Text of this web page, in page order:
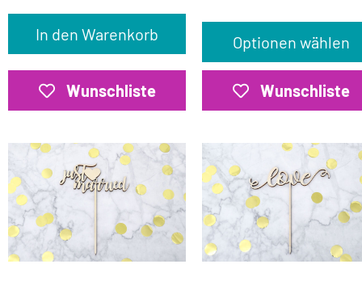
In den Warenkorb
Wunschliste
Optionen wählen
Wunschliste